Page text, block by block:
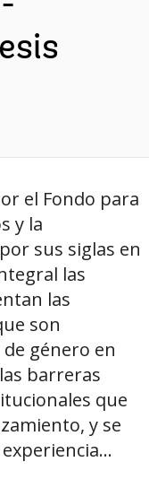
el Fondo para
y la
sus siglas en
las
las
son
género en
barreras
que
y se